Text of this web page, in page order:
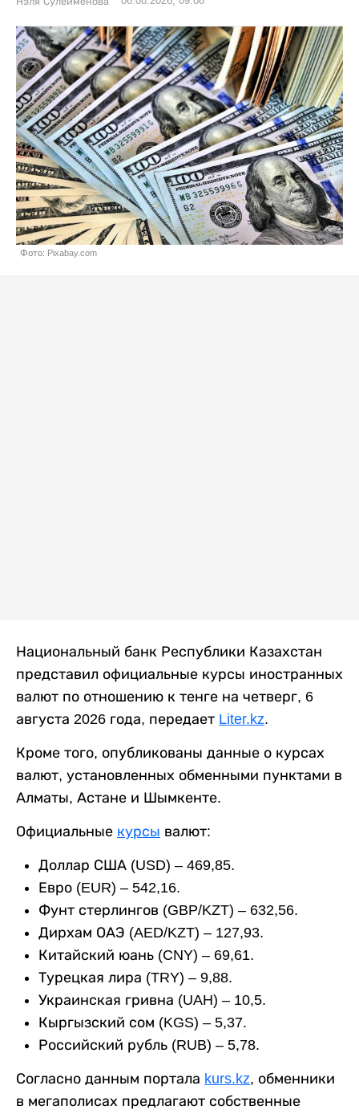
Фото: Pixabay.com
Национальный банк Республики Казахстан
представил официальные курсы иностранных
валют по отношению к тенге на четверг, 6
августа 2026 года, передает Liter.kz.
Кроме того, опубликованы данные о курсах
валют, установленных обменными пунктами в
Алматы, Астане и Шымкенте.
Официальные курсы валют:
Доллар США (USD) – 469,85.
Евро (EUR) – 542,16.
Фунт стерлингов (GBP/KZT) – 632,56.
Дирхам ОАЭ (AED/KZT) – 127,93.
Китайский юань (CNY) – 69,61.
Турецкая лира (TRY) – 9,88.
Украинская гривна (UAH) – 10,5.
Кыргызский сом (KGS) – 5,37.
Российский рубль (RUB) – 5,78.
Согласно данным портала kurs.kz, обменники
в мегаполисах предлагают собственные